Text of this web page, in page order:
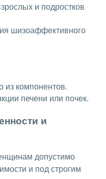
и подростков
шизоаффективного
из компонентов.
печени или почек.
и
допустимо
и под строгим